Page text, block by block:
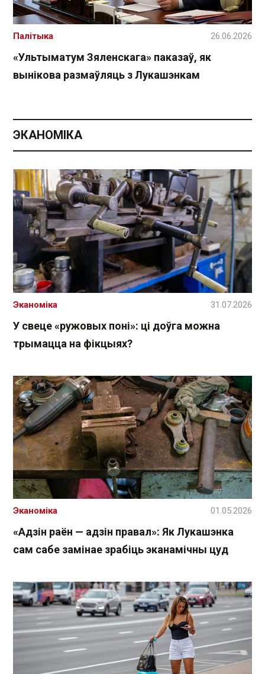
«Ультыматум Зяленскага» паказаў, як
вынікова размаўляць з Лукашэнкам
Палітыка 26.06.2026
ЭКАНОМІКА
У свеце «ружовых поні»: ці доўга можна
трымацца на фікцыях?
Эканоміка 31.07.2026
«Адзін раён — адзін правал»: Як Лукашэнка
сам сабе замінае зрабіць эканамічны цуд
Эканоміка 01.05.2026